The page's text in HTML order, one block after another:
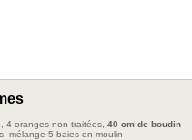
, 4 oranges non traitées, 40 cm de boudin
mélange 5 baies en moulin